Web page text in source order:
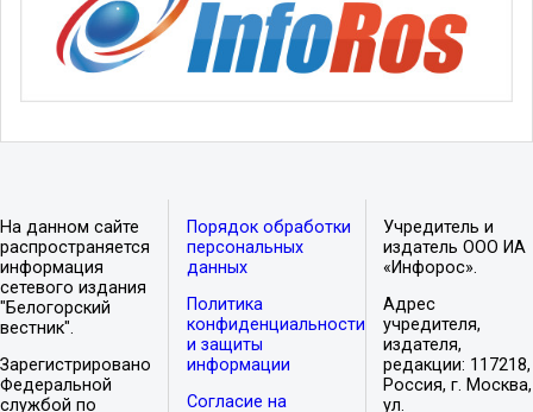
На данном сайте
распространяется
информация
сетевого издания
"Белогорский
вестник".
Зарегистрировано
Федеральной
службой по
Порядок обработки
персональных
данных
Политика
конфиденциальности
и защиты
информации
Согласие на
Учредитель и
издатель ООО ИА
«Инфорос».
Адрес
учредителя,
издателя,
редакции: 117218,
Россия, г. Москва,
ул.